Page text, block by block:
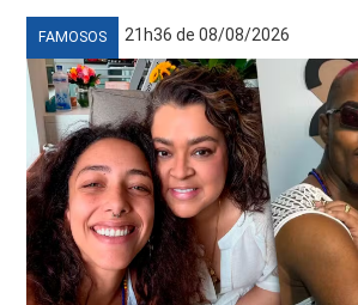
FAMOSOS 21h36 de 08/08/2026